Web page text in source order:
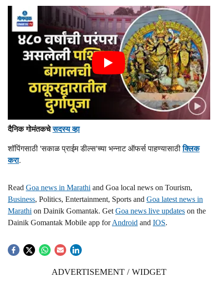
दैनिक गोमंतकचेसदस्य व्हा
शॉपिंगसाठी 'सकाळ प्राईम डील्स'च्या भन्नाट ऑफर्स पाहण्यासाठीक्लिक
करा.
Read Goa news in Marathi and Goa local news on Tourism,
Business, Politics, Entertainment, Sports and Goa latest news in
Marathi on Dainik Gomantak. Get Goa news live updates on the
Dainik Gomantak Mobile app forAndroid and IOS.
ADVERTISEMENT / WIDGET